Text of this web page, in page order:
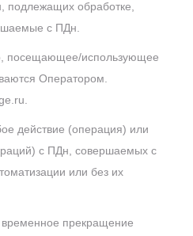
подлежащих обработке,
с ПДн.
посещающее/использующее
Оператором.
действие (операция) или
с ПДн, совершаемых с
или без их
прекращение